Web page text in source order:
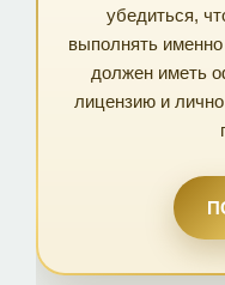
убедиться,
выполнять
должен иметь
лицензию и